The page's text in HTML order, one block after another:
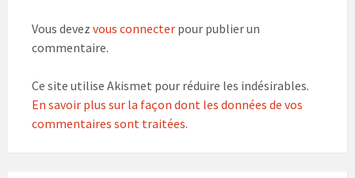
Vous devez vous connecter pour publier un
commentaire.
Ce site utilise Akismet pour réduire les indésirables.
En savoir plus sur la façon dont les données de vos
commentaires sont traitées.